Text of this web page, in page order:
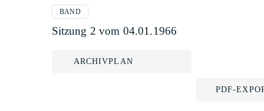
BAND
Sitzung 2 vom 04.01.1966
ARCHIVPLAN
PDF-